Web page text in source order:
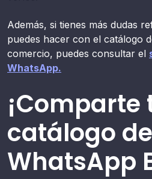
Además, si tienes más dudas
puedes hacer con el catálogo
comercio, puedes consultar el
WhatsApp.
¡Comparte
catálogo de
WhatsApp